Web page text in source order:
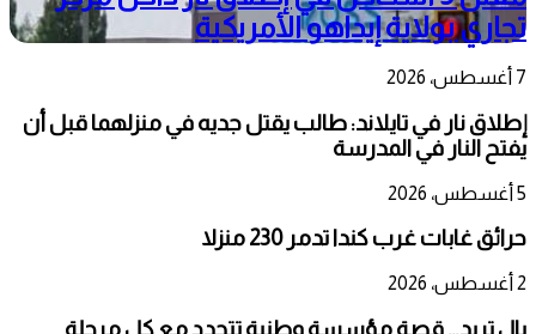
تجاري بولاية إيداهو الأمريكية
7 أغسطس، 2026
إطلاق نار في تايلاند: طالب يقتل جديه في منزلهما قبل أن
يفتح النار في المدرسة
5 أغسطس، 2026
حرائق غابات غرب كندا تدمر 230 منزلا
2 أغسطس، 2026
بال تريد… قصة مؤسسة وطنية تتجدد مع كل مرحلة